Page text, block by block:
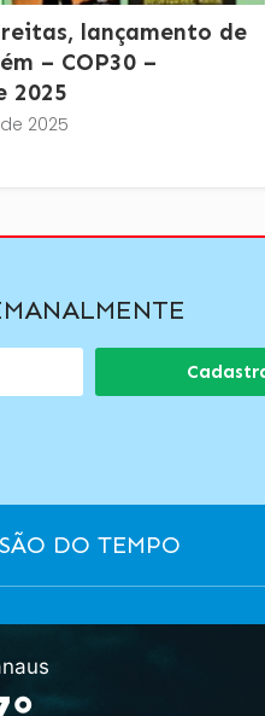
lançamento de
– COP30 –
2025
2025
DO TEMPO